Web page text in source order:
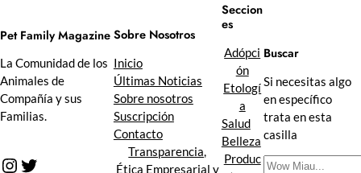
Pet Family Magazine
La Comunidad de los
Animales de
Compañía y sus
Familias.
Instagram Twitter
Sobre Nosotros
Inicio
Últimas Noticias
Sobre nosotros
Suscripción
Contacto
Transparencia,
Ética Empresarial y
Seccion
es
Adópci
ón
Etologí
a
Salud
Belleza
Produc
Buscar
Si necesitas algo
en específico
trata en esta
casilla
B